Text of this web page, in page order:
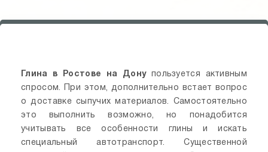
Глина в Ростове на Донупользуется активным
спросом. При этом, дополнительно встает вопрос
о доставке сыпучих материалов. Самостоятельно
это выполнить возможно, но понадобится
учитывать все особенности глины и искать
специальный автотранспорт. Существенной